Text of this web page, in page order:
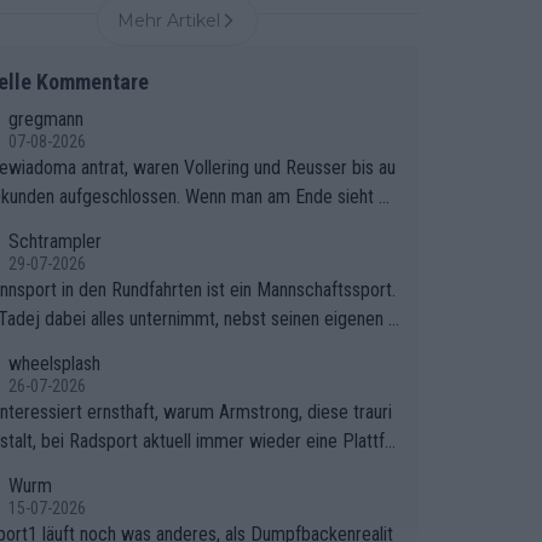
Mehr Artikel
Kommentare
gregmann
07-08-2026
antrat, waren Vollering und Reusser bis au
aufgeschlossen. Wenn man am Ende sieht wi
Vollering die 7 Sekunden zu Niewiadoma nicht ge
hat und den Abstand hat anwachsen lassen. Ein
taktischer Fehler, der den Tour Sieg kosten wird.
Etappe perfekt. Die Zögerlichkeit von Demi Voller
Moment war das entscheidende Puzzleteil,
Niewiadoma die Tür zum Gelben Trikot geöf
taktische Dilemma am Mont VentouxDie psyc
Falle: Vollering spekulierte in dieser Phase dara
Marlen Reusser im Gelben Trikot die Nachführarbe
Schtrampler
29-07-2026
in den Rundfahrten ist ein Mannschaftssport.
dabei alles unternimmt, nebst seinen eigenen A
das ganze Team auch mental stark zu machen und
am Erfolg teilzuhaben, ist ihm ganz hoch anzurech
ist ein Zeichen weit über den Radsport hinaus.
wheelsplash
26-07-2026
ernsthaft, warum Armstrong, diese trauri
bei Radsport aktuell immer wieder eine Plattfo
Wurm
15-07-2026
läuft noch was anderes, als Dumpfbackenrealit